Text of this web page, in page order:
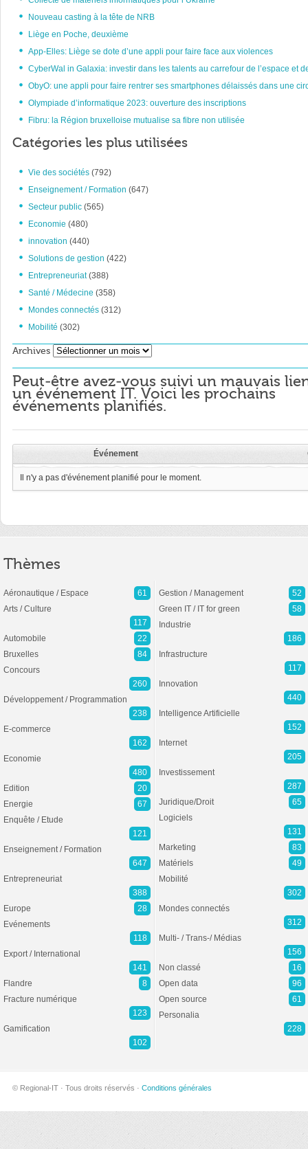
Nouveau casting à la tête de NRB
Liège en Poche, deuxième
App-Elles: Liège se dote d’une appli pour faire face aux violences
CyberWal in Galaxia: investir dans les talents au carrefour de l’espace et
ObyO: une appli pour faire rentrer ses smartphones délaissés dans une
Olympiade d’informatique 2023: ouverture des inscriptions
Fibru: la Région bruxelloise mutualise sa fibre non utilisée
Catégories les plus utilisées
Vie des sociétés (792)
Enseignement / Formation (647)
Secteur public (565)
Economie (480)
innovation (440)
Solutions de gestion (422)
Entrepreneuriat(388)
Santé / Médecine (358)
Mondes connectés (312)
Mobilité (302)
Archives Archives
Peut-être avez-vous suivi un mauvais
un événement IT. Voici les prochains
événements planifiés.
Événement
Il n'y a pas d'événement planifié pour le moment.
Thèmes
Aéronautique / Espace
61
Arts / Culture
117
Automobile
22
Bruxelles
84
Concours
260
Développement / Programmation
238
E-commerce
162
Economie
480
Edition
20
Energie
67
Enquête / Etude
121
Enseignement / Formation
647
Entrepreneuriat
388
Europe
28
Evénements
118
Export / International
141
Flandre
8
Fracture numérique
123
Gamification
102
Gestion / Management
52
Green IT / IT for green
58
Industrie
186
Infrastructure
117
Innovation
440
Intelligence Artificielle
152
Internet
205
Investissement
287
Juridique/Droit
65
Logiciels
131
Marketing
83
Matériels
49
Mobilité
302
Mondes connectés
312
Multi- / Trans-/ Médias
156
Non classé
16
Open data
96
Open source
61
Personalia
228
© Regional-IT · Tous droits réservés · Conditions générales